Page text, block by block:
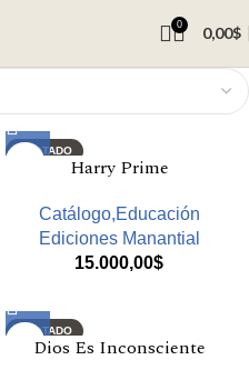
0 0,00$
AGOTADO
Harry Prime
Catálogo,Educación
Ediciones Manantial
15.000,00$
AGOTADO
Dios Es Inconsciente